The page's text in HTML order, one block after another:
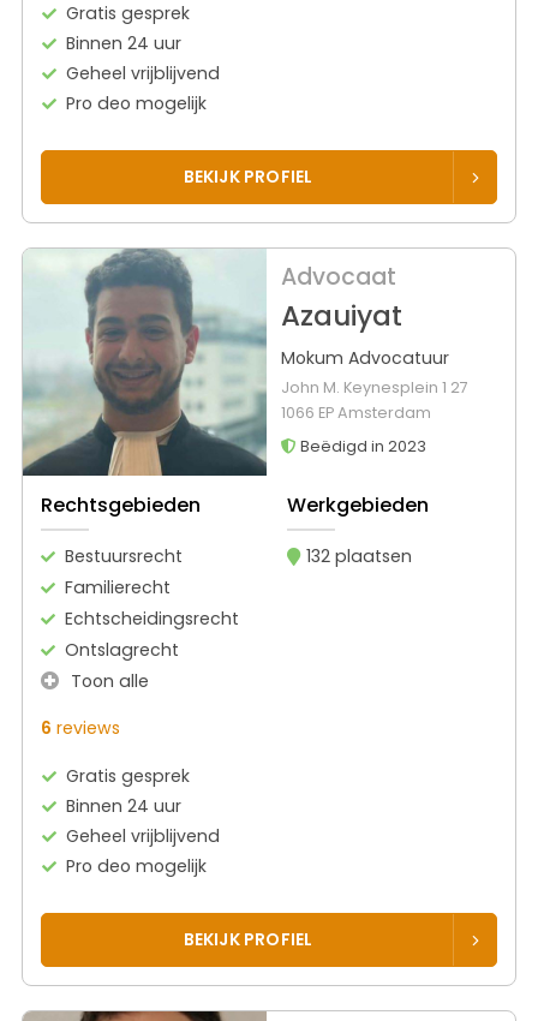
Gratis gesprek
Binnen 24 uur
Geheel vrijblijvend
Pro deo mogelijk
BEKIJK PROFIEL
Advocaat
Azauiyat
Mokum Advocatuur
John M. Keynesplein 1 27
1066 EP Amsterdam
Beëdigd in 2023
Rechtsgebieden
Bestuursrecht
Familierecht
Echtscheidingsrecht
Ontslagrecht
Toon alle
Werkgebieden
132 plaatsen
6 reviews
Gratis gesprek
Binnen 24 uur
Geheel vrijblijvend
Pro deo mogelijk
BEKIJK PROFIEL